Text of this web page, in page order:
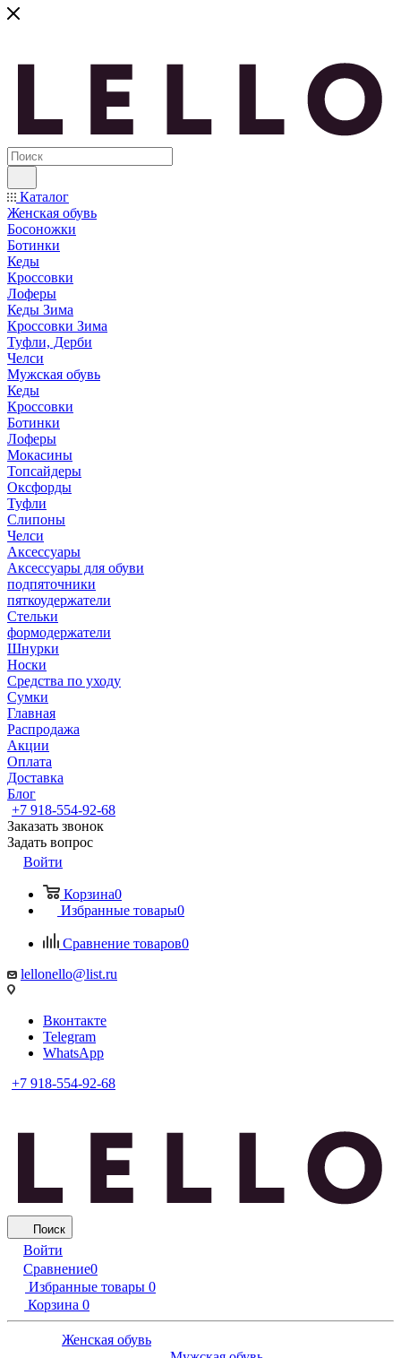
Каталог
Женская обувь
Босоножки
Ботинки
Кеды
Кроссовки
Лоферы
Кеды Зима
Кроссовки Зима
Туфли, Дерби
Челси
Мужская обувь
Кеды
Кроссовки
Ботинки
Лоферы
Мокасины
Топсайдеры
Оксфорды
Туфли
Слипоны
Челси
Аксессуары
Аксессуары для обуви
подпяточники
пяткоудержатели
Стельки
формодержатели
Шнурки
Носки
Средства по уходу
Сумки
Главная
Распродажа
Акции
Оплата
Доставка
Блог
+7 918-554-92-68
Заказать звонок
Задать вопрос
Войти
Корзина0
Избранные товары0
Сравнение товаров0
lellonello@list.ru
Вконтакте
Telegram
WhatsApp
+7 918-554-92-68
Поиск
Войти
Сравнение0
Избранные товары 0
Корзина 0
Женская обувь